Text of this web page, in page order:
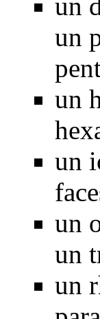
un
un
un
un
un
un